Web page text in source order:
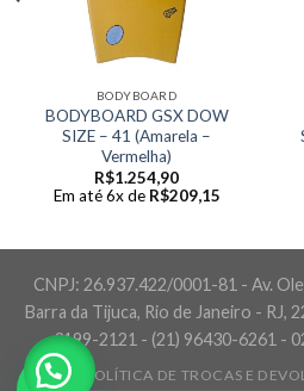
BODYBOARD
BODYBOARD GSX DOW
SIZE – 41 (Amarela –
Vermelha)
R$1.254,90
Em até 6x de R$209,15
CNPJ: 26.937.422/0001-81 - Av.
Barra da Tijuca, Rio de Janeiro - RJ,
3199-2121 - (21) 96430-6261 -
POLÍTICA DE TROCAS E